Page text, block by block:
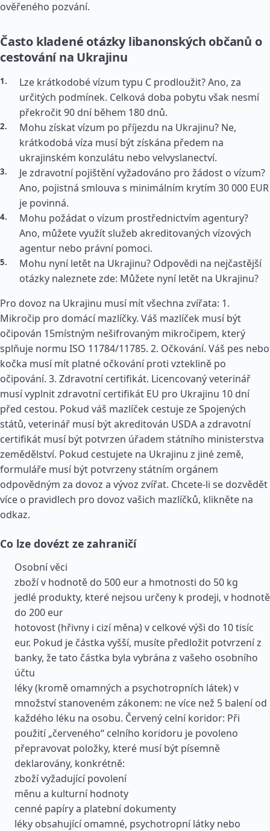
ověřeného pozvání.
Často kladené otázky libanonských občanů o
cestování na Ukrajinu
Lze krátkodobé vízum typu C prodloužit? Ano, za
určitých podmínek. Celková doba pobytu však nesmí
překročit 90 dní během 180 dnů.
Mohu získat vízum po příjezdu na Ukrajinu? Ne,
krátkodobá víza musí být získána předem na
ukrajinském konzulátu nebo velvyslanectví.
Je zdravotní pojištění vyžadováno pro žádost o vízum?
Ano, pojistná smlouva s minimálním krytím 30 000 EUR
je povinná.
Mohu požádat o vízum prostřednictvím agentury?
Ano, můžete využít služeb akreditovaných vízových
agentur nebo právní pomoci.
Mohu nyní letět na Ukrajinu? Odpovědi na nejčastější
otázky naleznete zde: Můžete nyní letět na Ukrajinu?
Pro dovoz na Ukrajinu musí mít všechna zvířata: 1.
Mikročip pro domácí mazlíčky. Váš mazlíček musí být
očipován 15místným nešifrovaným mikročipem, který
splňuje normu ISO 11784/11785. 2. Očkování. Váš pes nebo
kočka musí mít platné očkování proti vzteklině po
očipování. 3. Zdravotní certifikát. Licencovaný veterinář
musí vyplnit zdravotní certifikát EU pro Ukrajinu 10 dní
před cestou. Pokud váš mazlíček cestuje ze Spojených
států, veterinář musí být akreditován USDA a zdravotní
certifikát musí být potvrzen úřadem státního ministerstva
zemědělství. Pokud cestujete na Ukrajinu z jiné země,
formuláře musí být potvrzeny státním orgánem
odpovědným za dovoz a vývoz zvířat. Chcete-li se dozvědět
více o pravidlech pro dovoz vašich mazlíčků, klikněte na
odkaz.
Co lze dovézt ze zahraničí
Osobní věci
zboží v hodnotě do 500 eur a hmotnosti do 50 kg
jedlé produkty, které nejsou určeny k prodeji, v hodnotě
do 200 eur
hotovost (hřivny i cizí měna) v celkové výši do 10 tisíc
eur. Pokud je částka vyšší, musíte předložit potvrzení z
banky, že tato částka byla vybrána z vašeho osobního
účtu
léky (kromě omamných a psychotropních látek) v
množství stanoveném zákonem: ne více než 5 balení od
každého léku na osobu. Červený celní koridor: Při
použití „červeného“ celního koridoru je povoleno
přepravovat položky, které musí být písemně
deklarovány, konkrétně:
zboží vyžadující povolení
měnu a kulturní hodnoty
cenné papíry a platební dokumenty
léky obsahující omamné, psychotropní látky nebo